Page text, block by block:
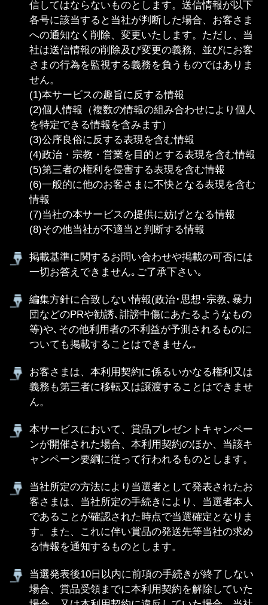
当社は、お問い合わせ対応、メールマガジンその
他サービス案内メールの送付、キャンペーン等に
よる当選者への賞品発送その他本サービス内で掲
示する目的のため、お客さまよりメールアドレス
等の情報を通知いただく場合があります。当社は
当該情報を通知いただいた目的のためにのみ利用
いたします。
当社は、お客さまが支払うべき情報料を支払わな
い場合、その他本利用契約に違反した場合、お客
さまに対する本サービスの提供を停止し、お客さ
まへ何らの通知、催告を要することなく本利用契
約を解除することができるものとします。
本サービスは、現状にて、完全性、正確性、有用
性、信頼性等に瑕疵を含みうるものとして提供さ
れます。当社は本サービスの提供及び内容につい
て、その完全性・正確性・有用性・信頼性等に関
するいかなる保証もいたしません。
当社は本サービス及び本利用契約を予告なく改
訂、追加、変更または廃止することができるもの
本サービスの提供に必要な設備の保守を定期的に
又は緊急に行う場合、当該設備に障害が生じた場
客さまへの予告なく、本サービスの提供を中断す
ることができるものとします。
お客さまの情報料の支払義務は、通信を利用でき
ない状態が生じた場合も含め､いかなる場合でも免
れないものとします｡
本サービスのご利用には情報料の他に別途通信料
がかかります。お客さまがパケットサービスをご
利用の場合には送受信の通信料がかかります。
当社は､本サービスを利用するために個々のお客さ
ービス等に関するサポートを行いません｡また､当
社は､当社が管理する設備及びソフトウェアの設定
等が､個々のお客さまが使用する機器､設備､ソフト
ウェアまたは通信サービス等に適合しない場合で
ないものとします｡
お客さまが本利用契約を解除される場合は、スマ
ートフォン端末を通じて解除の手続きを行なって
いただきます。お客さまが本サービスに対応して
いないスマートフォン端末に機種変更された後に
本利用契約を解除される場合は、機種変更後の当
本サービスのご利用にあたり当社の責に帰す事由
によりお客さまが損害を被った場合は、当社は、